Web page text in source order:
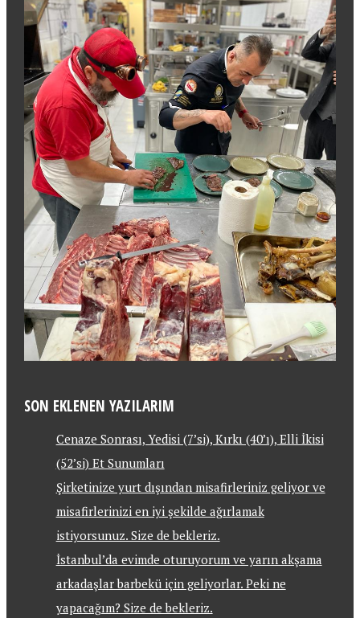
SON EKLENEN YAZILARIM
Cenaze Sonrası, Yedisi (7’si), Kırkı (40’ı), Elli İkisi
(52’si) Et Sunumları
Şirketinize yurt dışından misafirleriniz geliyor ve
misafirlerinizi en iyi şekilde ağırlamak
istiyorsunuz. Size de bekleriz.
İstanbul’da evimde oturuyorum ve yarın akşama
arkadaşlar barbekü için geliyorlar. Peki ne
yapacağım? Size de bekleriz.